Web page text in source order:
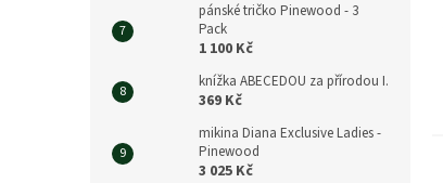
pánské tričko Pinewood - 3
Pack
1 100 Kč
knížka ABECEDOU za přírodou I.
369 Kč
mikina Diana Exclusive Ladies -
Pinewood
3 025 Kč